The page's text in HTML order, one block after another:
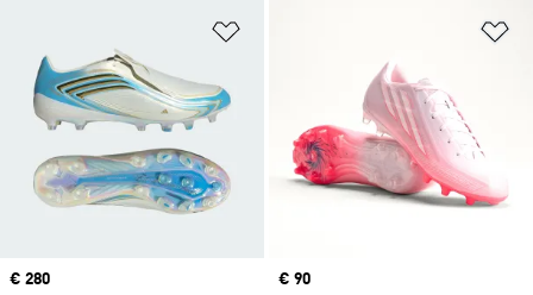
Precio
€ 280
Precio
€ 90